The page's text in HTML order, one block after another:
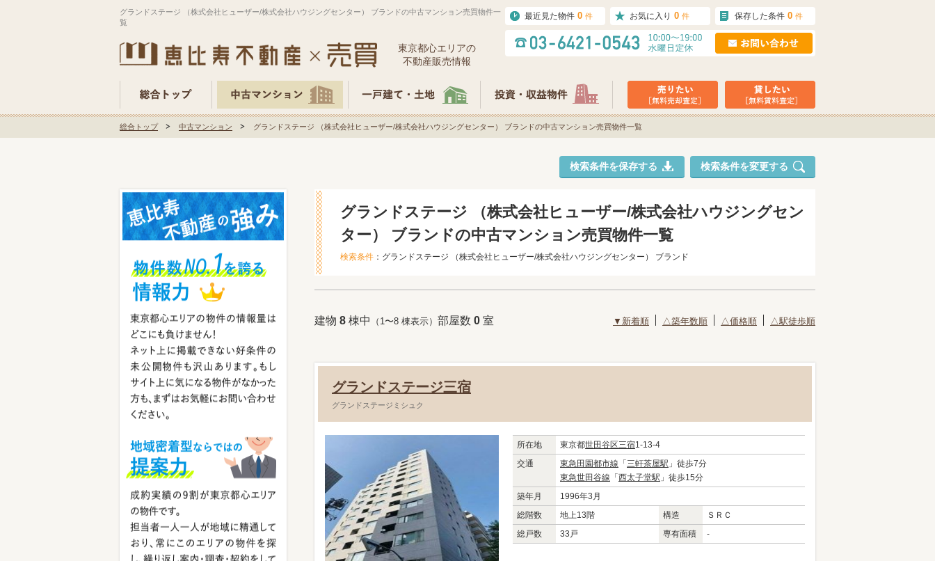
グランドステージ （株式会社ヒューザー/株式会社ハウジングセンター） ブランドの中古マンション売買物件一
覧
東京都⼼エリアの
不動産販売情報
最近見た物件 0 件 お気に入り 0 件 保存した条件 0 件
総合トップ 中古マンション グランドステージ （株式会社ヒューザー/株式会社ハウジングセンター） ブランドの中古マンション売買物件一覧
検索条件を変更する
検索条件を保存する
グランドステージ （株式会社ヒューザー/株式会社ハウジングセン
ター） ブランドの中古マンション売買物件一覧
検索条件 ：グランドステージ （株式会社ヒューザー/株式会社ハウジングセンター） ブランド
建物 8 棟中 （1〜8 棟表示） 部屋数 0 室 ▼新着順 △築年数順 △価格順 △駅徒歩順
グランドステージ三宿
グランドステージミシュク
所在地 東京都世田谷区三宿1-13-4
交通
東急田園都市線 「 三軒茶屋駅 」徒歩7分
東急世田谷線 「 西太子堂駅 」徒歩15分
築年月
1996年3月
総階数
地上13階 構造
ＳＲＣ
総戸数
33戸 専有面積 -